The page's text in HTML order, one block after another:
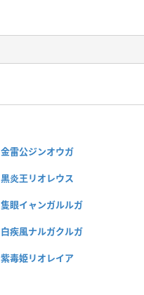
金雷公ジンオウガ
黒炎王リオレウス
隻眼イャンガルルガ
白疾風ナルガクルガ
紫毒姫リオレイア